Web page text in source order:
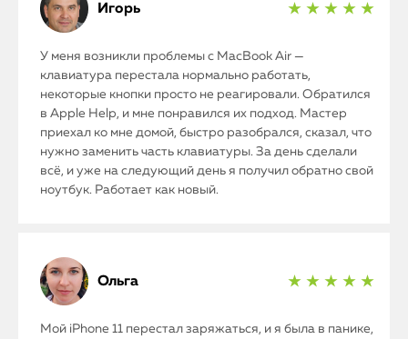
Игорь ★ ★ ★ ★ ★
У меня возникли проблемы с MacBook Air —
клавиатура перестала нормально работать,
некоторые кнопки просто не реагировали. Обратился
в Apple Help, и мне понравился их подход. Мастер
приехал ко мне домой, быстро разобрался, сказал, что
нужно заменить часть клавиатуры. За день сделали
всё, и уже на следующий день я получил обратно свой
ноутбук. Работает как новый.
Ольга ★ ★ ★ ★ ★
Мой iPhone 11 перестал заряжаться, и я была в панике,